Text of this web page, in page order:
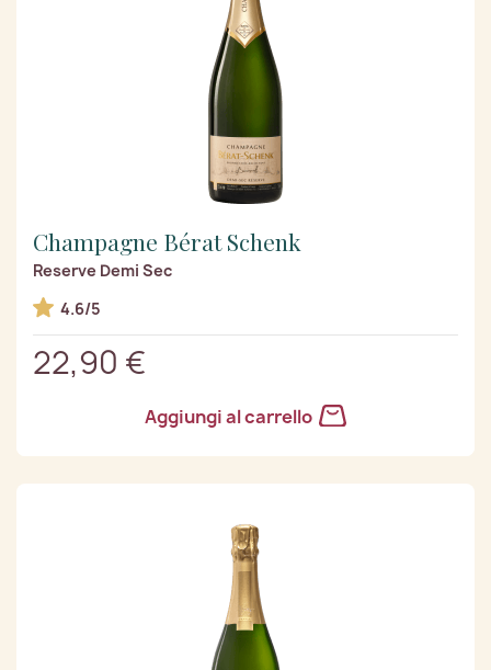
Champagne Bérat Schenk
Reserve Demi Sec
4.6/5
22,90 €
Aggiungi al carrello